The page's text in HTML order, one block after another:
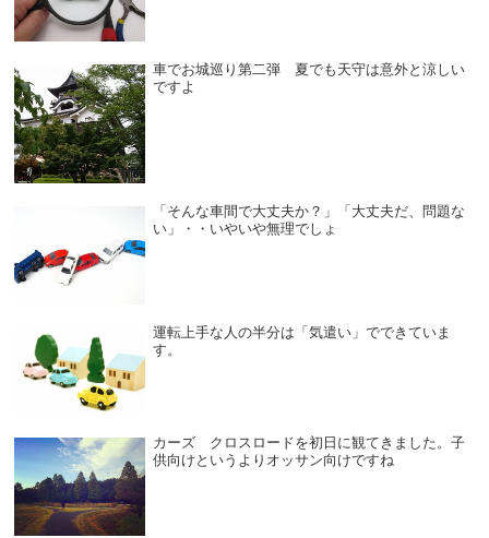
車でお城巡り第二弾 夏でも天守は意外と涼しい
ですよ
「そんな車間で大丈夫か？」「大丈夫だ、問題な
い」・・いやいや無理でしょ
運転上手な人の半分は「気遣い」でできていま
す。
カーズ クロスロードを初日に観てきました。子
供向けというよりオッサン向けですね